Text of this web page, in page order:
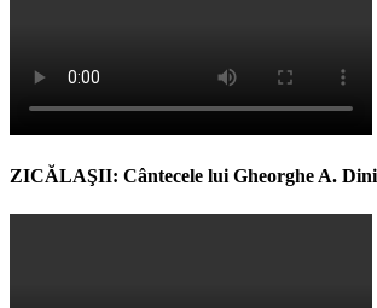
ZICĂLAŞII: Cântecele lui Gheorghe A.